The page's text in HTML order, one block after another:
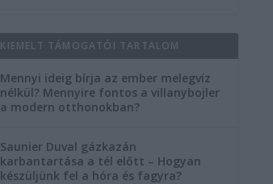
KIEMELT TÁMOGATÓI TARTALOM
Mennyi ideig bírja az ember melegvíz
nélkül? Mennyire fontos a villanybojler
a modern otthonokban?
Saunier Duval gázkazán
karbantartása a tél előtt – Hogyan
készüljünk fel a hóra és fagyra?